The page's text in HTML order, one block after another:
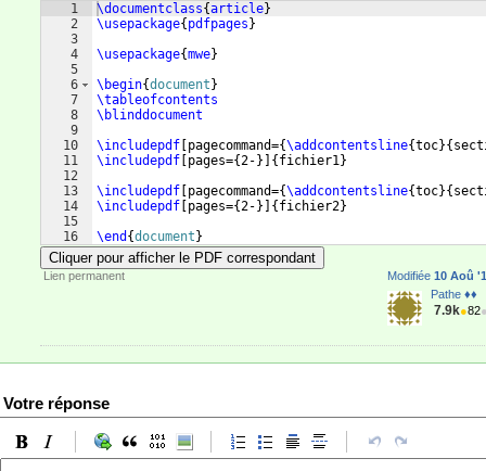
1
2
3
4
5
6
7
8
9
10
11
12
13
14
15
16
\documentclass{article}
\usepackage{ pdfpages }
\usepackage{mwe}
\begin{document }
\tableofcontents
\blinddocument
\includepdf pagecommand={\addcontentsline{toc}{
\includepdf pages={2- }] { fichier1}
\includepdf pagecommand={\addcontentsline{toc}{
\includepdf pages={2- }] { fichier2}
\end {document }
Cliquer pour afficher le PDF correspondant
Lien permanent Modifiée 10 Aoû
Pathe ♦♦
7.9k●82
Votre réponse